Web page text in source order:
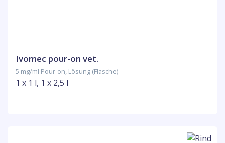
Ivomec pour-on vet.
5 mg/ml Pour-on, Lösung (Flasche)
1 x 1 l, 1 x 2,5 l